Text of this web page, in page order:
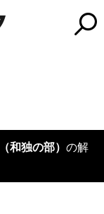
和独の部） の解